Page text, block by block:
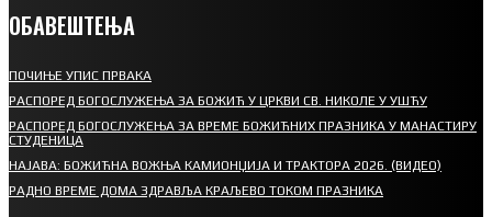
ОБАВЕШТЕЊА
ПОЧИЊЕ УПИС ПРВАКА
РАСПОРЕД БОГОСЛУЖЕЊА ЗА БОЖИЋ У ЦРКВИ СВ. НИКОЛЕ У УШЋУ
РАСПОРЕД БОГОСЛУЖЕЊА ЗА ВРЕМЕ БОЖИЋНИХ ПРАЗНИКА У МАНАСТИРУ
СТУДЕНИЦА
НАЈАВА: БОЖИЋНА ВОЖЊА КАМИОНЏИЈА И ТРАКТОРА 2026. (ВИДЕО)
РАДНО ВРЕМЕ ДОМА ЗДРАВЉА КРАЉЕВО ТОКОМ ПРАЗНИКА